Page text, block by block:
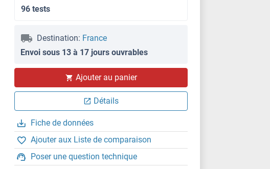
96 tests
Destination: France
Envoi sous 13 à 17 jours ouvrables
Ajouter au panier
Détails
Fiche de données
Ajouter aux Liste de comparaison
Poser une question technique